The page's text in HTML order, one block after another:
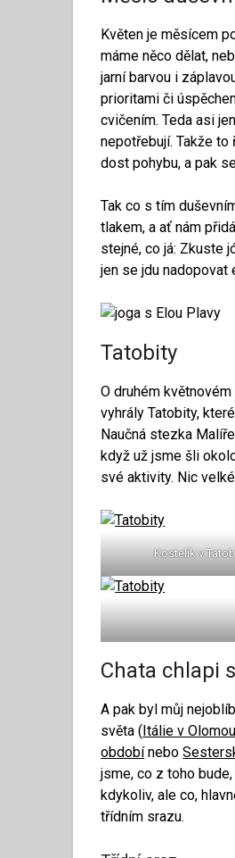
Květen je měsícem
máme něco dělat,
jarní barvou i
prioritami či
cvičením. Teda asi
nepotřebují. Takže to
dost pohybu, a pak
Tak co s tím
tlakem, a ať nám
stejné, co já: Zkuste
jen se jdu nadopovat
Tatobity
O druhém
vyhrály Tatobity,
Naučná stezka
když už jsme šli
své aktivity. Nic
Kostelík v
Chata chlapi
A pak byl můj
světa (Itálie v
obdobínebo
jsme, co z toho
kdykoliv, ale co,
třídním srazu.